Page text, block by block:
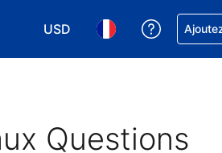
USD
Choisissez votre devise.
Choisissez votre
Questions